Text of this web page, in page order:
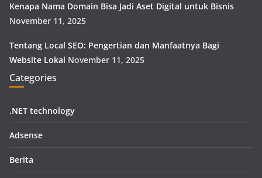
Kenapa Nama Domain Bisa Jadi Aset Digital untuk Bisnis
November 11, 2025
Tentang Local SEO: Pengertian dan Manfaatnya Bagi
Website Lokal November 11, 2025
Categories
.NET technology
Adsense
Berita